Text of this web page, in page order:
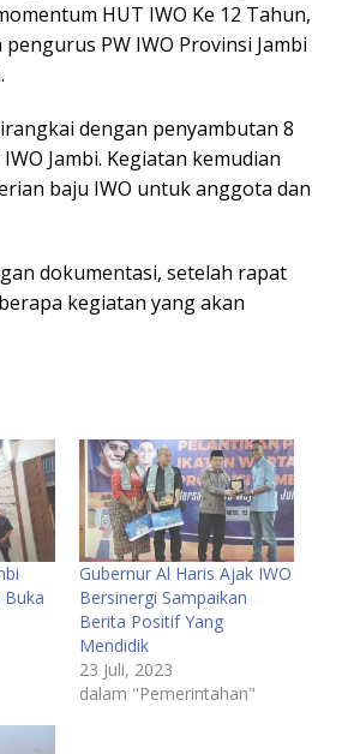
HUT IWO Ke 12 Tahun,
PW IWO Provinsi Jambi
dengan penyambutan 8
Jambi. Kegiatan kemudian
baju IWO untuk anggota dan
dokumentasi, setelah rapat
kegiatan yang akan
Buka
Gubernur Al Haris Ajak IWO
Bersinergi Sampaikan
Berita Positif Yang
Mendidik
23 Juli, 2023
dalam "Pemerintahan"